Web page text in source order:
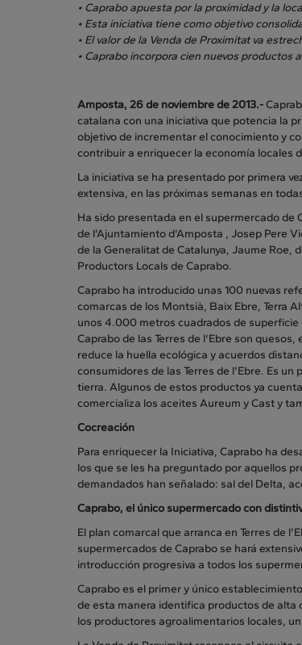
• Caprabo apuesta por la proximidad y la
• Esta iniciativa tiene como objetivo
• El valor de la Venda de Proximitat va
• Caprabo incorpora cien nuevos productos
Amposta, 26 de noviembre de 2013.-
catalana con una iniciativa que potencia la
objetivo de incrementar el conocimiento y
contribuir a enriquecer la economía locales
La iniciativa se ha presentado por primera
extensiva, en las próximas semanas en
Ha sido presentada en el supermercado de
de l'Ajuntamiento d'Amposta , Josep Pere
de la Generalitat de Catalunya, Jaume Roe,
Productors Locals de Caprabo.
Caprabo ha introducido unas 100 nuevas
comarcas de los Montsià, Baix Ebre, Terra
unos 4.000 metros cuadrados de
Caprabo de las Terres de l'Ebre son
reduce la huella ecológica y acuerdos
consumidores de las Terres de l'Ebre. Es
tierra. Algunos de estos productos ya
comercializa los aceites Aureum y Cast y
Cocreación
Para enriquecer la Iniciativa, Caprabo ha
los que se les ha preguntado por aquellos
demandados han señalado: sal del Delta,
Caprabo, el único supermercado con
El plan comarcal que arranca en Terres de
supermercados de Caprabo se hará
introducción progresiva a todos los
Caprabo es el primer y único
de esta manera identifica productos de alta
los productores agroalimentarios locales,